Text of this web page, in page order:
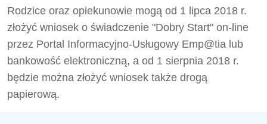
Rodzice oraz opiekunowie mogą od 1 lipca 2018 r.
złożyć wniosek o świadczenie "Dobry Start" on-line
przez Portal Informacyjno-Usługowy Emp@tia lub
bankowość elektroniczną, a od 1 sierpnia 2018 r.
będzie można złożyć wniosek także drogą
papierową.